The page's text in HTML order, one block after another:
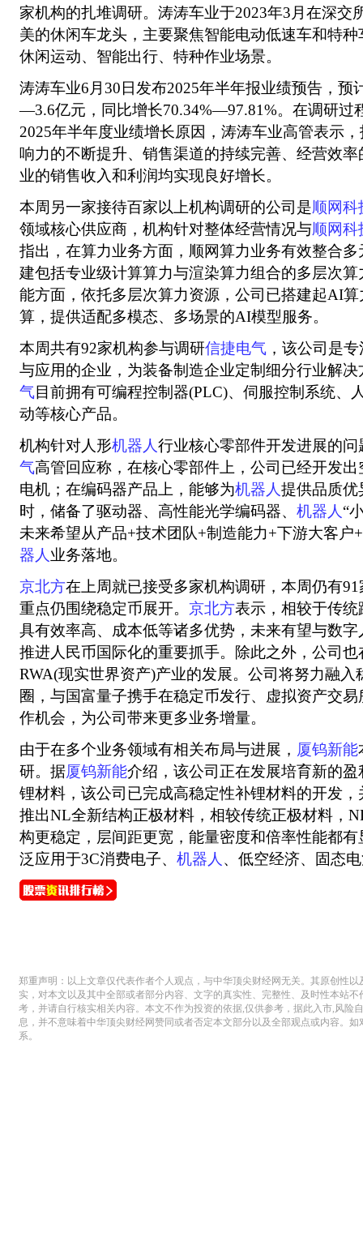
家机构的扎堆调研。涛涛车业于2023年3月在深交
美的休闲车龙头，主要聚焦智能电动低速车和特
休闲运动、智能出行、特种作业场景。
涛涛车业6月30日发布2025年半年报业绩预告，预
—3.6亿元，同比增长70.34%—97.81%。在调研过
2025年半年度业绩增长原因，涛涛车业高管表示
响力的不断提升、销售渠道的持续完善、经营效
业的销售收入和利润均实现良好增长。
本周另一家接待百家以上机构调研的公司是顺网科
领域核心供应商，机构针对整体经营情况与顺网科
指出，在算力业务方面，顺网算力业务有效整合
建包括专业级计算算力与渲染算力组合的多层次
能方面，依托多层次算力资源，公司已搭建起AI
算，提供适配多模态、多场景的AI模型服务。
本周共有92家机构参与调研信捷电气 ，该公司是
与应用的企业，为装备制造企业定制细分行业解
气目前拥有可编程控制器(PLC)、伺服控制系统、
动等核心产品。
机构针对人形机器人行业核心零部件开发进展的
气高管回应称，在核心零部件上，公司已经开发
电机；在编码器产品上，能够为机器人提供品质优
时，储备了驱动器、高性能光学编码器、 机器人 “
未来希望从产品+技术团队+制造能力+下游大客户
器人 业务落地。
京北方在上周就已接受多家机构调研，本周仍有
重点仍围绕稳定币展开。 京北方表示，相较于传
具有效率高、成本低等诸多优势，未来有望与数
推进人民币国际化的重要抓手。除此之外，公司
RWA(现实世界资产)产业的发展。公司将努力融入
圈，与国富量子携手在稳定币发行、虚拟资产交
作机会，为公司带来更多业务增量。
由于在多个业务领域有相关布局与进展， 厦钨新能
研。据厦钨新能介绍，该公司正在发展培育新的
锂材料，该公司已完成高稳定性补锂材料的开发
推出NL全新结构正极材料，相较传统正极材料，
构更稳定，层间距更宽，能量密度和倍率性能都
泛应用于3C消费电子、 机器人 、低空经济、固态